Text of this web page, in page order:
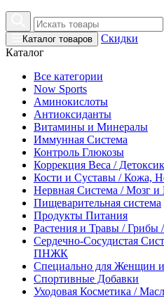
Каталог товаров
Скидки
Каталог
Все категории
Now Sports
Аминокислоты
Антиоксиданты
Витамины и Минералы
Иммунная Система
Контроль Глюкозы
Коррекция Веса /
Кости и Суставы / Кожа,
Нервная Система / Мозг и
Пищеварительная система
Продукты Питания
Растения и Травы / Грибы
Сердечно-Сосудистая
ПНЖК
Специально для Женщин
Спортивные Добавки
Уходовая Косметика /